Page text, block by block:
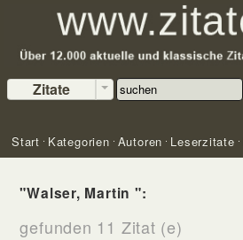
Zitate
Start Kategorien Autoren Leserzitate
"Walser, Martin ":
gefunden 11 Zitat (e)